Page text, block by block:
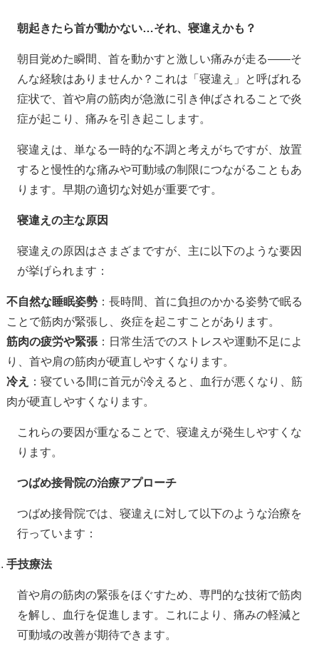
朝起きたら首が動かない…それ、寝違えかも？
朝目覚めた瞬間、首を動かすと激しい痛みが走る――そ
んな経験はありませんか？これは「寝違え」と呼ばれる
症状で、首や肩の筋肉が急激に引き伸ばされることで炎
症が起こり、痛みを引き起こします。
寝違えは、単なる一時的な不調と考えがちですが、放置
すると慢性的な痛みや可動域の制限につながることもあ
ります。早期の適切な対処が重要です。
寝違えの主な原因
寝違えの原因はさまざまですが、主に以下のような要因
が挙げられます：
不自然な睡眠姿勢：長時間、首に負担のかかる姿勢で眠る
ことで筋肉が緊張し、炎症を起こすことがあります。
筋肉の疲労や緊張：日常生活でのストレスや運動不足によ
り、首や肩の筋肉が硬直しやすくなります。
冷え
：寝ている間に首元が冷えると、血行が悪くなり、筋
肉が硬直しやすくなります。
これらの要因が重なることで、寝違えが発生しやすくな
ります。
つばめ接骨院の治療アプローチ
つばめ接骨院では、寝違えに対して以下のような治療を
行っています：
手技療法
首や肩の筋肉の緊張をほぐすため、専門的な技術で筋肉
を解し、血行を促進します。これにより、痛みの軽減と
可動域の改善が期待できます。